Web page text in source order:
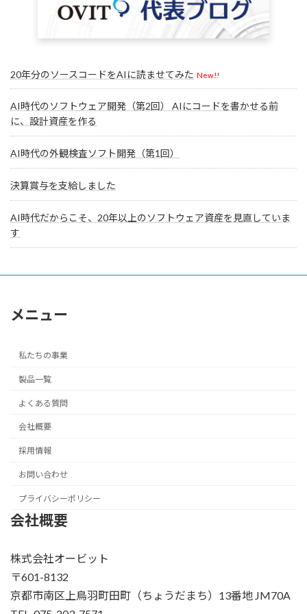
20年分のソースコードをAIに読ませてみた New!!
AI時代のソフトウェア開発（第2回） AIにコードを書かせる前
に、設計資産を作る
AI時代の外観検査ソフト開発（第1回）
決算賞与を支給しました
AI時代だからこそ、20年以上のソフトウェア資産を見直していま
す
メニュー
私たちの事業
製品一覧
よくある質問
会社概要
採用情報
お問い合わせ
プライバシーポリシー
会社概要
株式会社オービット
〒601-8132
京都市南区上鳥羽町田町（ちょうだまち）13番地 JM70A